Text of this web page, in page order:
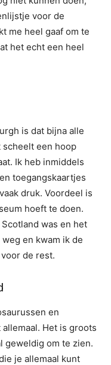
voor de
me heel gaaf om te
het echt een heel
is dat bijna alle
scheelt een hoop
Ik heb inmiddels
toegangskaartjes
druk. Voordeel is
hoeft te doen.
was en het
en kwam ik de
de rest.
en
Het is groots
geweldig om te zien.
je allemaal kunt